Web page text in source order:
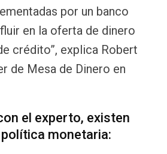
por un banco
en la oferta de dinero
crédito”, explica Robert
de Mesa de Dinero en
el experto, existen
monetaria: